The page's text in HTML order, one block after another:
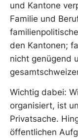
und Kantone
Familie und
den Kantonen;
nicht genügend
Wichtig dabei:
organisiert, ist
Privatsache.
öffentlichen